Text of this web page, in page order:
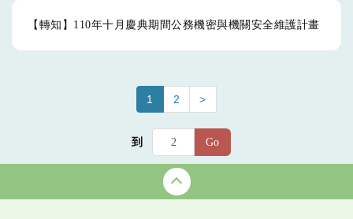
【轉知】110年十月慶典期間公務機密與機關安全維護計畫
1 2 >
到 Go